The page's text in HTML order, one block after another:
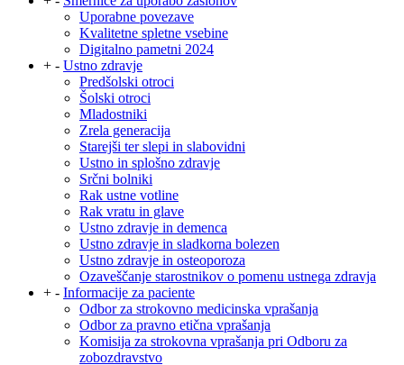
Uporabne povezave
Kvalitetne spletne vsebine
Digitalno pametni 2024
+ - Ustno zdravje
Predšolski otroci
Šolski otroci
Mladostniki
Zrela generacija
Starejši ter slepi in slabovidni
Ustno in splošno zdravje
Srčni bolniki
Rak ustne votline
Rak vratu in glave
Ustno zdravje in demenca
Ustno zdravje in sladkorna bolezen
Ustno zdravje in osteoporoza
Ozaveščanje starostnikov o pomenu ustnega zdravja
+ - Informacije za paciente
Odbor za strokovno medicinska vprašanja
Odbor za pravno etična vprašanja
Komisija za strokovna vprašanja pri Odboru za
zobozdravstvo